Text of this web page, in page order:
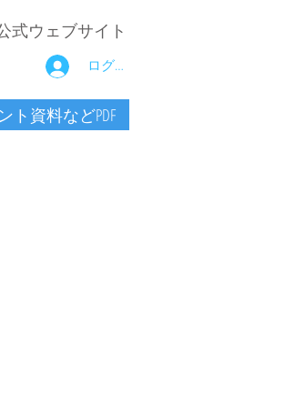
式ウェブサイト
ログイン
ト資料などPDF